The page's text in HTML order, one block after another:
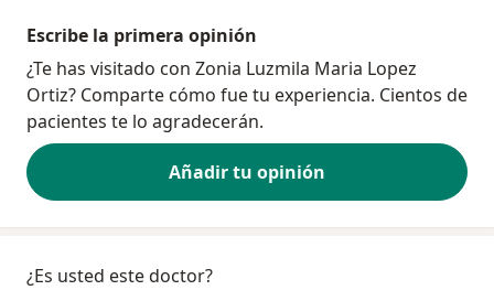
Escribe la primera opinión
¿Te has visitado con Zonia Luzmila Maria Lopez
Ortiz? Comparte cómo fue tu experiencia. Cientos de
pacientes te lo agradecerán.
Añadir tu opinión
¿Es usted este doctor?